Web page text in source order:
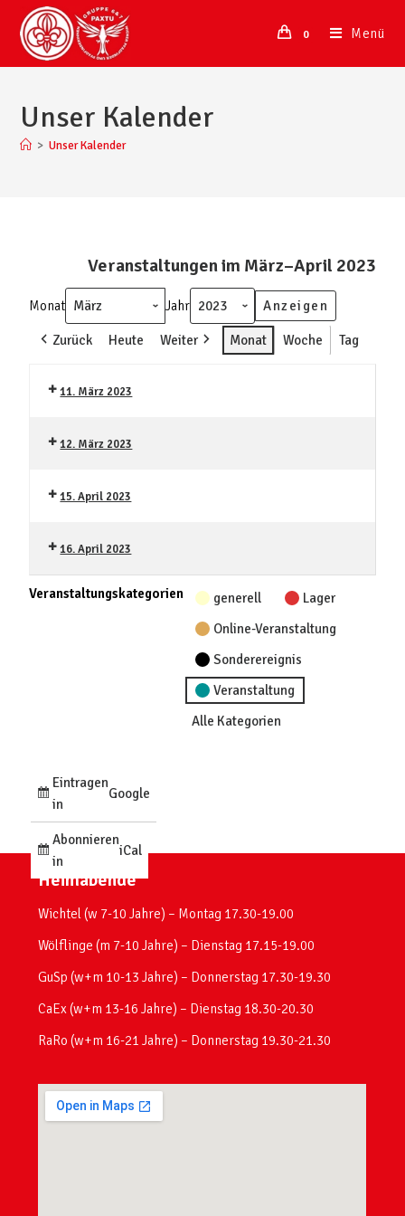
0 Menü
Unser Kalender
> Unser Kalender
Veranstaltungen im März–April 2023
Monat Jahr
Zurück Heute Weiter Monat Woche Tag
11. März 2023
12. März 2023
15. April 2023
16. April 2023
Veranstaltungskategorien generell
Lager
Online-Veranstaltung
Sonderereignis
Veranstaltung
Alle Kategorien
Eintragen
in
Google
Abonnieren
in
iCal
Heimabende
Wichtel (w 7-10 Jahre) – Montag 17.30-19.00
Wölflinge (m 7-10 Jahre) – Dienstag 17.15-19.00
GuSp (w+m 10-13 Jahre) – Donnerstag 17.30-19.30
CaEx (w+m 13-16 Jahre) – Dienstag 18.30-20.30
RaRo (w+m 16-21 Jahre) – Donnerstag 19.30-21.30